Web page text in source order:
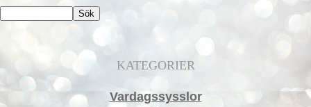
KATEGORIER
Vardagssysslor